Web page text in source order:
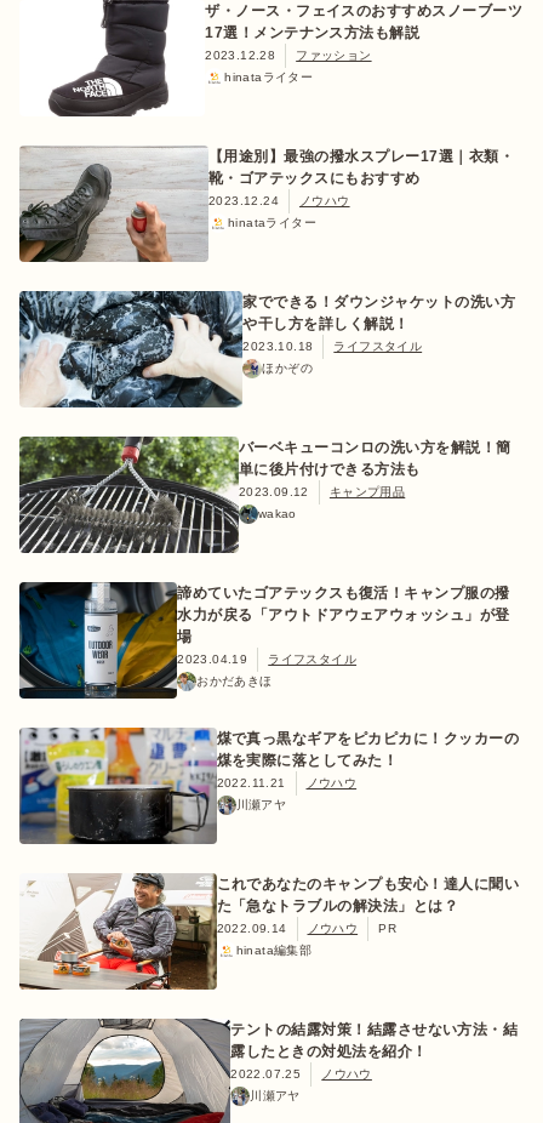
ザ・ノース・フェイスのおすすめスノーブーツ
17選！メンテナンス方法も解説
2023.12.28
ファッション
hinataライター
【用途別】最強の撥水スプレー17選｜衣類・
靴・ゴアテックスにもおすすめ
2023.12.24
ノウハウ
hinataライター
家でできる！ダウンジャケットの洗い方
や干し方を詳しく解説！
2023.10.18
ライフスタイル
ほかぞの
バーベキューコンロの洗い方を解説！簡
単に後片付けできる方法も
2023.09.12
キャンプ用品
wakao
諦めていたゴアテックスも復活！キャンプ服の撥
水力が戻る「アウトドアウェアウォッシュ」が登
場
2023.04.19
ライフスタイル
おかだあきほ
煤で真っ黒なギアをピカピカに！クッカーの
煤を実際に落としてみた！
2022.11.21
ノウハウ
川瀬アヤ
これであなたのキャンプも安心！達人に聞い
た「急なトラブルの解決法」とは？
2022.09.14 ノウハウ
PR
hinata編集部
テントの結露対策！結露させない方法・結
露したときの対処法を紹介！
2022.07.25
ノウハウ
川瀬アヤ
検索
ショップ